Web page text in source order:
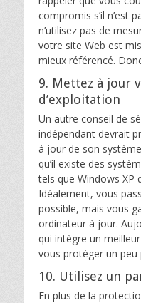
compromis s’il n’est
n’utilisez pas de
votre site Web est
mieux référencé.
9. Mettez à jour
d’exploitation
Un autre conseil de
indépendant devrait
à jour de son
qu’il existe des
tels que Windows XP
Idéalement, vous
possible, mais vous
ordinateur à jour.
qui intègre un
vous protéger un peu
10. Utilisez un
En plus de la